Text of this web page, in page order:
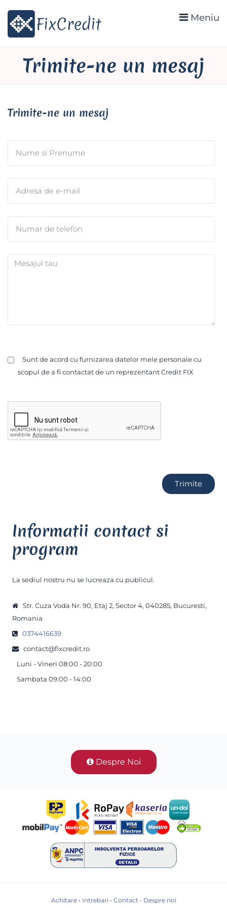
Meniu
Trimite-ne un mesaj
Trimite-ne un mesaj
Sunt de acord cu furnizarea datelor mele personale cu
scopul de a fi contactat de un reprezentant Credit FIX
Trimite
Informatii contact si
program
La sediul nostru nu se lucreaza cu publicul.
Str. Cuza Voda Nr. 90, Etaj 2, Sector 4, 040285, Bucuresti,
Romania
0374416639
contact@fixcredit.ro
Luni - Vineri 08:00 - 20:00
Sambata 09:00 - 14:00
Despre Noi
Achitare• Intrebari • Contact • Despre noi